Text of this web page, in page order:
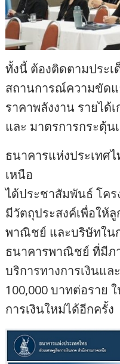
ทั้งนี้ ต้องติดตามประ
สถานการณ์ความขัดแ
ราคาพลังงาน รายได้
และ มาตรการกระตุ้น
ธนาคารแห่งประเทศ
เหนือ
ได้ประชาสัมพันธ์ โค
มีวัตถุประสงค์เพื่อให้
พาณิชย์ และบริษัทใน
ธนาคารพาณิชย์ ที่มีภ
บริการทางการเงินแ
100,000 บาทต่อราย
การเงินใหม่ได้อีกครั้ง